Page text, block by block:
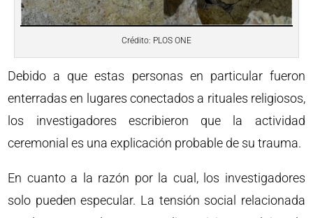
Crédito: PLOS ONE
Debido a que estas personas en particular fueron
enterradas en lugares conectados a rituales religiosos,
los investigadores escribieron que la actividad
ceremonial es una explicación probable de su trauma.
En cuanto a la razón por la cual, los investigadores
solo pueden especular. La tensión social relacionada